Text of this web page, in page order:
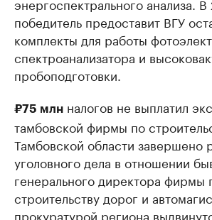
энергоспектрального анализа.
победитель предоставит ВГУ
комплекты для работы
спектроанализатора и
пробоподготовки.
₽75 млн налогов не выплатил
тамбовской фирмы по
Тамбовской области завершено
уголовного дела в отношении
генерального директора фирмы
строительству дорог и
прокуратурой региона